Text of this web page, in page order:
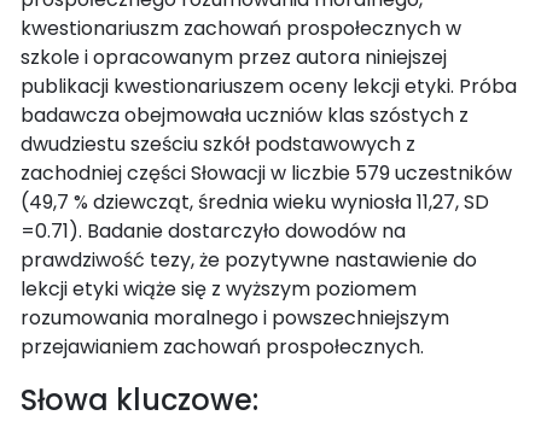
kwestionariuszm zachowań prospołecznych w
szkole i opracowanym przez autora niniejszej
publikacji kwestionariuszem oceny lekcji etyki. Próba
badawcza obejmowała uczniów klas szóstych z
dwudziestu sześciu szkół podstawowych z
zachodniej części Słowacji w liczbie 579 uczestników
(49,7 % dziewcząt, średnia wieku wyniosła 11,27, SD
=0.71). Badanie dostarczyło dowodów na
prawdziwość tezy, że pozytywne nastawienie do
lekcji etyki wiąże się z wyższym poziomem
rozumowania moralnego i powszechniejszym
przejawianiem zachowań prospołecznych.
Słowa kluczowe: